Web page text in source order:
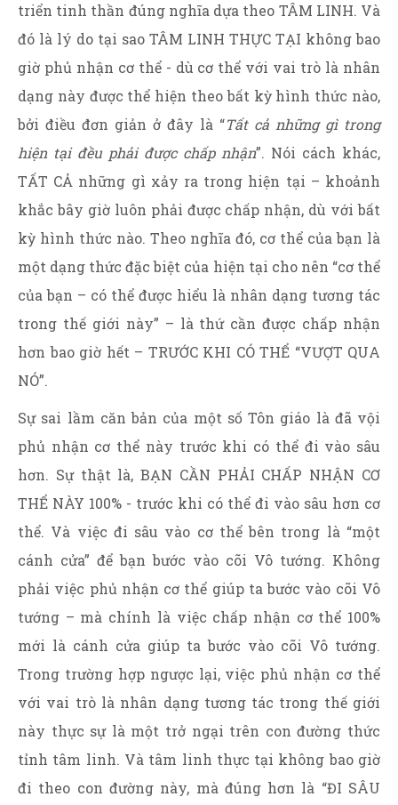
triển tinh thần đúng nghĩa dựa theo TÂM LINH. Và
đó là lý do tại sao TÂM LINH THỰC TẠI không bao
giờ phủ nhận cơ thể - dù cơ thể với vai trò là nhân
dạng này được thể hiện theo bất kỳ hình thức nào,
bởi điều đơn giản ở đây là “Tất cả những gì trong
hiện tại đều phải được chấp nhận”. Nói cách khác,
TẤT CẢ những gì xảy ra trong hiện tại – khoảnh
khắc bây giờ luôn phải được chấp nhận, dù với bất
kỳ hình thức nào. Theo nghĩa đó, cơ thể của bạn là
một dạng thức đặc biệt của hiện tại cho nên “cơ thể
của bạn – có thể được hiểu là nhân dạng tương tác
trong thế giới này” – là thứ cần được chấp nhận
hơn bao giờ hết – TRƯỚC KHI CÓ THỂ “VƯỢT QUA
NÓ”.
Sự sai lầm căn bản của một số Tôn giáo là đã vội
phủ nhận cơ thể này trước khi có thể đi vào sâu
hơn. Sự thật là, BẠN CẦN PHẢI CHẤP NHẬN CƠ
THỂ NÀY 100% - trước khi có thể đi vào sâu hơn cơ
thể. Và việc đi sâu vào cơ thể bên trong là “một
cánh cửa” để bạn bước vào cõi Vô tướng. Không
phải việc phủ nhận cơ thể giúp ta bước vào cõi Vô
tướng – mà chính là việc chấp nhận cơ thể 100%
mới là cánh cửa giúp ta bước vào cõi Vô tướng.
Trong trường hợp ngược lại, việc phủ nhận cơ thể
với vai trò là nhân dạng tương tác trong thế giới
này thực sự là một trở ngại trên con đường thức
tỉnh tâm linh. Và tâm linh thực tại không bao giờ
đi theo con đường này, mà đúng hơn là “ĐI SÂU